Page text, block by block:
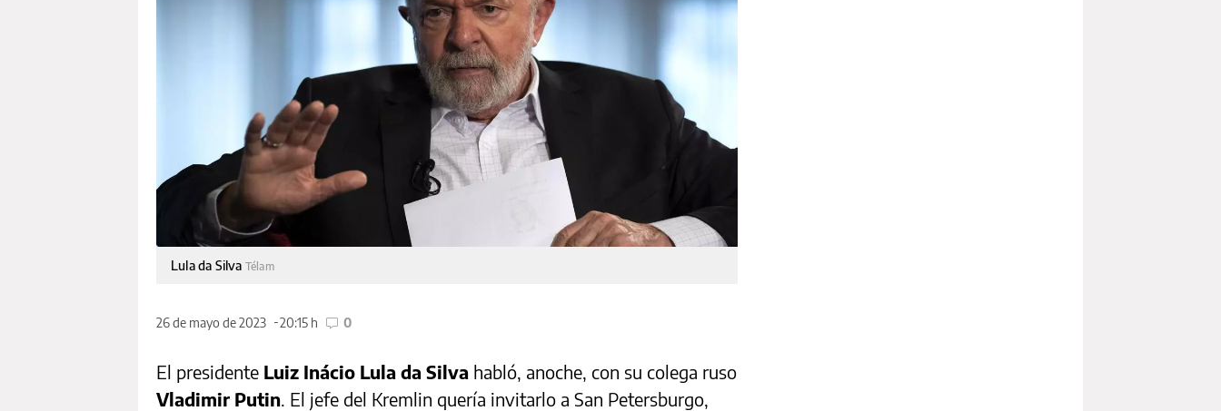
Lula da Silva Télam
26 de mayo de 2023 20:15 h 0
El presidente Luiz Inácio Lula da Silva habló, anoche, con su colega ruso
Vladimir Putin. El jefe del Kremlin quería invitarlo a San Petersburgo,